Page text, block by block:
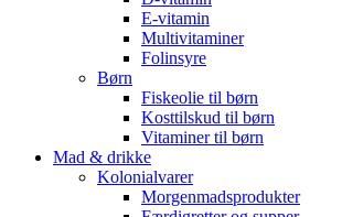
E-vitamin
Multivitaminer
Folinsyre
Børn
Fiskeolie til børn
Kosttilskud til børn
Vitaminer til børn
Mad & drikke
Kolonialvarer
Morgenmadsprodukter